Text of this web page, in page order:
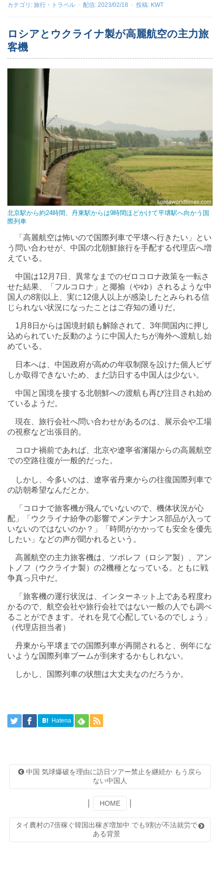
カテゴリ: 旅行・トラベル 配信: 2023/02/18 投稿: KWT
ロシアとウクライナ製が高麗航空の主力旅
客機
北京駅から約24時間、丹東駅からは9時間ほどかけて平壌駅へ向かう国
際列車
「高麗航空は怖いので国際列車で平壌へ行きたい」とい
う問い合わせが、中国の北朝鮮旅行を手配する代理店へ増
えている。
中国は12月7日、異常なまでのゼロコロナ政策を一転さ
せた結果、「フルコロナ」と揶揄（やゆ）されるような中
国人の8割以上、実に12億人以上が感染したとみられる信
じられない状況になったことはご存知の通りだ。
1月8日からは国境封鎖も解除されて、3年間国内に押し
込められていた反動のように中国人たちが海外へ渡航し始
めている。
日本へは、中国政府が高めの年収制限を設けた個人ビザ
しか取得できないため、まだ訪日する中国人は少ない。
中国と国境を接する北朝鮮への渡航も再び注目され始め
ているようだ。
現在、旅行会社へ問い合わせがあるのは、展示会や工場
の視察など出張目的。
コロナ禍前であれば、北京や遼寧省瀋陽からの高麗航空
での空路往復が一般的だった。
しかし、今多いのは、遼寧省丹東からの往復国際列車で
の訪朝希望なんだとか。
「コロナで旅客機が飛んでいないので、機体状況が心
配」「ウクライナ紛争の影響でメンテナンス部品が入って
いないのではないのか？」「時間がかかっても安全を優先
したい」などの声が聞かれるという。
高麗航空の主力旅客機は、ツポレフ（ロシア製）、アン
トノフ（ウクライナ製）の2機種となっている。ともに戦
争真っ只中だ。
「旅客機の運行状況は、インターネット上である程度わ
かるので、航空会社や旅行会社ではない一般の人でも調べ
ることができます。それを見て心配しているのでしょう」
（代理店担当者）
丹東から平壌までの国際列車が再開されると、例年にな
いような国際列車ブームが到来するかもしれない。
しかし、国際列車の状態は大丈夫なのだろうか。
Hatena
中国 気球爆破を理由に訪日ツアー禁止を継続か もう戻ら
ない中国人
HOME
タイ農村の7倍稼ぐ韓国出稼ぎ増加中 でも9割が不法就労で
ある背景